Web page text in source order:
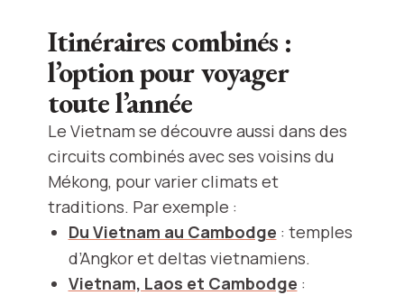
Itinéraires combinés :
l’option pour voyager
toute l’année
Le Vietnam se découvre aussi dans des
circuits combinés avec ses voisins du
Mékong, pour varier climats et
traditions. Par exemple :
Du Vietnam au Cambodge : temples
d’Angkor et deltas vietnamiens.
Vietnam, Laos et Cambodge :